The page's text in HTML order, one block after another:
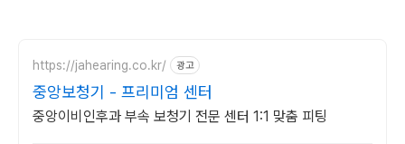
https://jahearing.co.kr/ 광고
중앙보청기 - 프리미엄 센터
중앙이비인후과 부속 보청기 전문 센터 1:1 맞춤 피팅